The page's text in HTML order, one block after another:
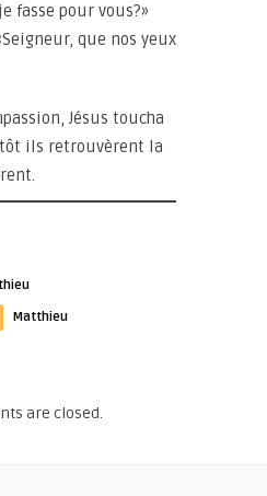
fasse pour vous?»
que nos yeux
Jésus toucha
ils retrouvèrent la
Matthieu
are closed.